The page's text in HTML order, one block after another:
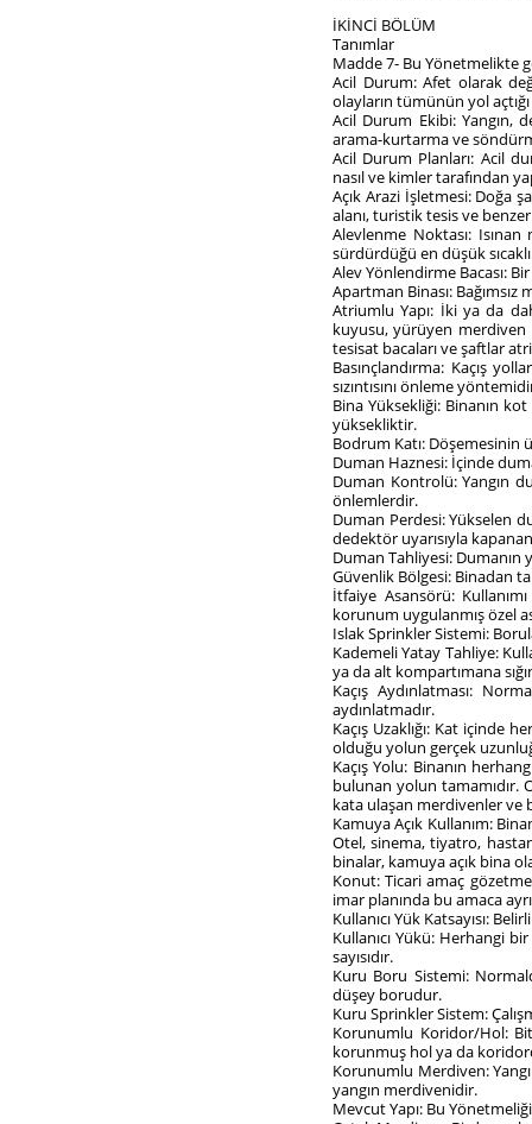
İKİNCİ BÖLÜM
Tanımlar
Madde 7- Bu Yönetmelikte
Acil Durum: Afet olarak
olayların tümünün yol
Acil Durum Ekibi: Yangın,
arama-kurtarma ve
Acil Durum Planları: Acil
nasıl ve kimler tarafından
Açık Arazi İşletmesi: Doğa
alanı, turistik tesis ve
Alevlenme Noktası: Isınan
sürdürdüğü en düşük
Alev Yönlendirme Bacası:
Apartman Binası:
Atriumlu Yapı: İki ya da
kuyusu, yürüyen merdiven
tesisat bacaları ve şaftlar
Basınçlandırma: Kaçış
sızıntısını önleme
Bina Yüksekliği: Binanın
yüksekliktir.
Bodrum Katı: Döşemesinin
Duman Haznesi: İçinde
Duman Kontrolü: Yangın
önlemlerdir.
Duman Perdesi: Yükselen
dedektör uyarısıyla
Duman Tahliyesi: Dumanın
Güvenlik Bölgesi: Binadan
İtfaiye Asansörü:
korunum uygulanmış özel
Islak Sprinkler Sistemi:
Kademeli Yatay Tahliye:
ya da alt kompartımana
Kaçış Aydınlatması:
aydınlatmadır.
Kaçış Uzaklığı: Kat içinde
olduğu yolun gerçek
Kaçış Yolu: Binanın
bulunan yolun tamamıdır.
kata ulaşan merdivenler ve
Kamuya Açık Kullanım:
Otel, sinema, tiyatro,
binalar, kamuya açık bina
Konut: Ticari amaç
imar planında bu amaca
Kullanıcı Yük Katsayısı:
Kullanıcı Yükü: Herhangi
sayısıdır.
Kuru Boru Sistemi:
düşey borudur.
Kuru Sprinkler Sistem:
Korunumlu Koridor/Hol:
korunmuş hol ya da
Korunumlu Merdiven:
yangın merdivenidir.
Mevcut Yapı: Bu